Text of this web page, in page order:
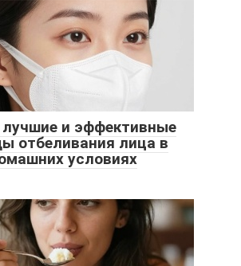
и эффективные
отбеливания лица в
условиях